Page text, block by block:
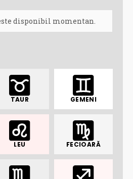
disponibil momentan.
TAUR GEMENI
LEU FECIOARĂ